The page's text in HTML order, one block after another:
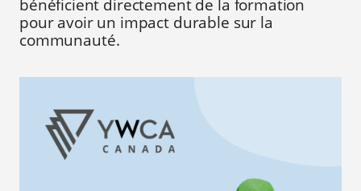
bénéficient directement de la formation
pour avoir un impact durable sur la
communauté.